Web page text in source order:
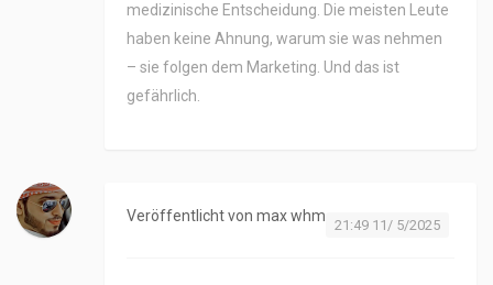
medizinische Entscheidung. Die meisten Leute
haben keine Ahnung, warum sie was nehmen
– sie folgen dem Marketing. Und das ist
gefährlich.
Veröffentlicht von max whm
21:49 11/ 5/2025